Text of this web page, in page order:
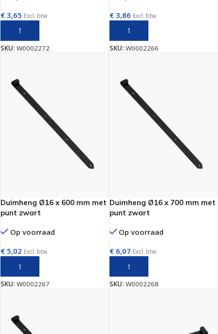
€ 3,65 Excl. btw
SKU: W0002272
€3,86 Excl. btw
SKU: W0002266
Duimheng Ø16 x 600 mm met
punt zwart
Op voorraad
€ 5,02 Excl. btw
SKU: W0002267
Duimheng Ø16 x 700 mm met
punt zwart
Op voorraad
€6,07 Excl. btw
SKU: W0002268